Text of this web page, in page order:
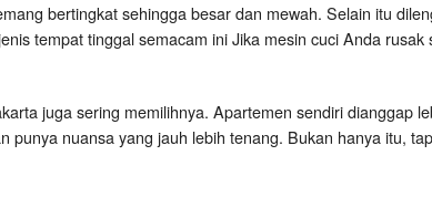
bertingkat sehingga besar dan mewah. Selain itu
tempat tinggal semacam ini Jika mesin cuci Anda
juga sering memilihnya. Apartemen sendiri dianggap
punya nuansa yang jauh lebih tenang. Bukan hanya itu,